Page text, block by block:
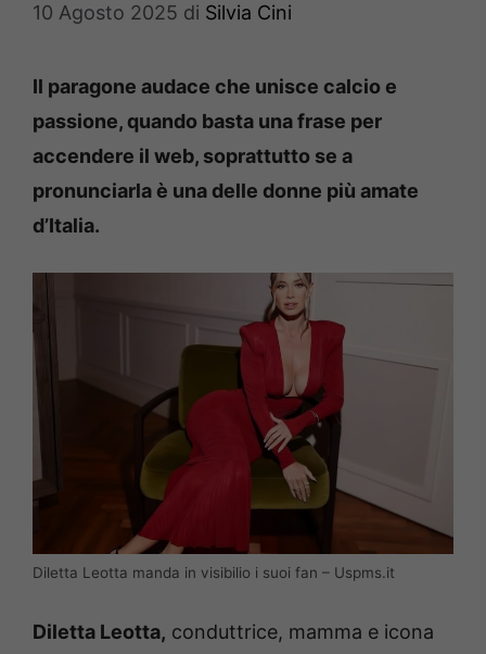
10 Agosto 2025 di Silvia Cini
Il paragone audace che unisce calcio e
passione, quando basta una frase per
accendere il web, soprattutto se a
pronunciarla è una delle donne più amate
d’Italia.
Diletta Leotta manda in visibilio i suoi fan – Uspms.it
Diletta Leotta, conduttrice, mamma e icona